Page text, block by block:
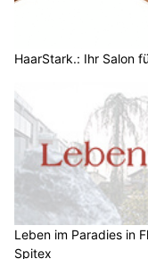
HaarStark.: Ihr Salon
Leben im Paradies in
Spitex